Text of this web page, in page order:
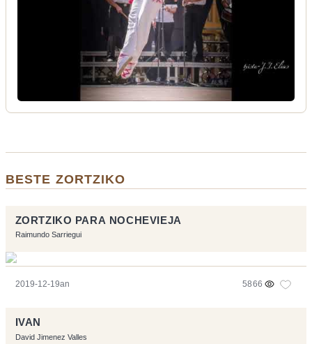
BESTE ZORTZIKO
ZORTZIKO PARA NOCHEVIEJA
Raimundo Sarriegui
2019-12-19an 5866
IVAN
David Jimenez Valles